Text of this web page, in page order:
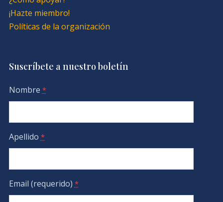
¡Hazte miembro!
Políticas de la organización
Suscríbete a nuestro boletín
Nombre *
Apellido *
Email (requerido) *